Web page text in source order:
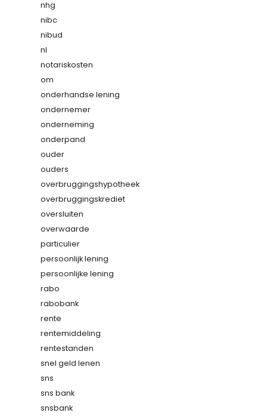
nhg
nibc
nibud
nl
notariskosten
om
onderhandse lening
ondernemer
onderneming
onderpand
ouder
ouders
overbruggingshypotheek
overbruggingskrediet
oversluiten
overwaarde
particulier
persoonlijk lening
persoonlijke lening
rabo
rabobank
rente
rentemiddeling
rentestanden
snel geld lenen
sns
sns bank
snsbank